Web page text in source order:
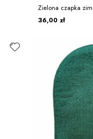
Zielona czapka
36,00 zł